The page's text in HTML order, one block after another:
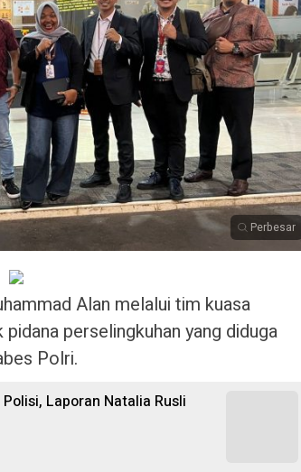
Perbesar
Alan melalui tim kuasa
perselingkuhan yang diduga
Polri.
Laporan Natalia Rusli